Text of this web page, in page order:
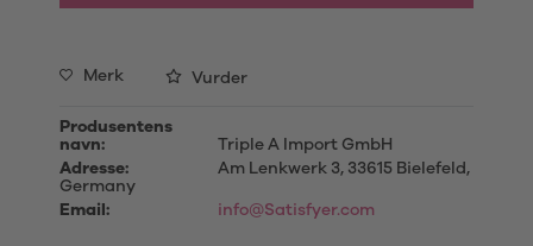
Merk Vurder
Produsentens
navn:
Triple A Import GmbH
Adresse:
Am Lenkwerk 3, 33615 Bielefeld,
Germany
Email:
info@Satisfyer.com